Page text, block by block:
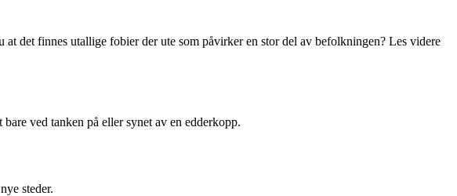
det finnes utallige fobier der ute som påvirker en stor del av befolkningen? Les videre
ved tanken på eller synet av en edderkopp.
steder.